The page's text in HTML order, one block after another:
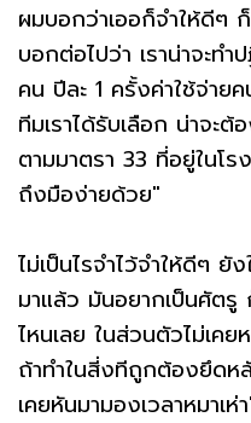
ผมบอกว่าเออก็จำให้ดีๆ
บอกต่อไปว่า เราน่าจะท
คน ปีละ 1 ครั้งค่าใช้จ่าย
ทีมเราได้รับเลือก น่าจะ
ตามมาตรา 33 ที่อยู่ในโ
ถึงมือง่ายด้วย"
ไม่เป็นไรจำไว้จำให้ดีๆ
มาแล้ว มันอยากเป็นศัตรู
ไหนเลย ในส่วนตัวไม่เค
ถ้าทำในสี่งทีถูกต้องยึดห
เคยหันมามองเวลาหมาเห่